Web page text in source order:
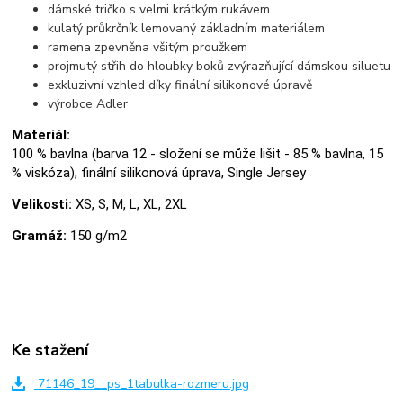
dámské tričko s velmi krátkým rukávem
kulatý průkrčník lemovaný základním materiálem
ramena zpevněna všitým proužkem
projmutý střih do hloubky boků zvýrazňující dámskou siluetu
exkluzivní vzhled díky finální silikonové úpravě
výrobce Adler
Materiál:
100 % bavlna (barva 12 - složení se může lišit - 85 % bavlna, 15
% viskóza), finální silikonová úprava, Single Jersey
Velikosti: XS, S, M, L, XL, 2XL
Gramáž: 150 g/m2
Ke stažení
71146_19__ps_1tabulka-rozmeru.jpg